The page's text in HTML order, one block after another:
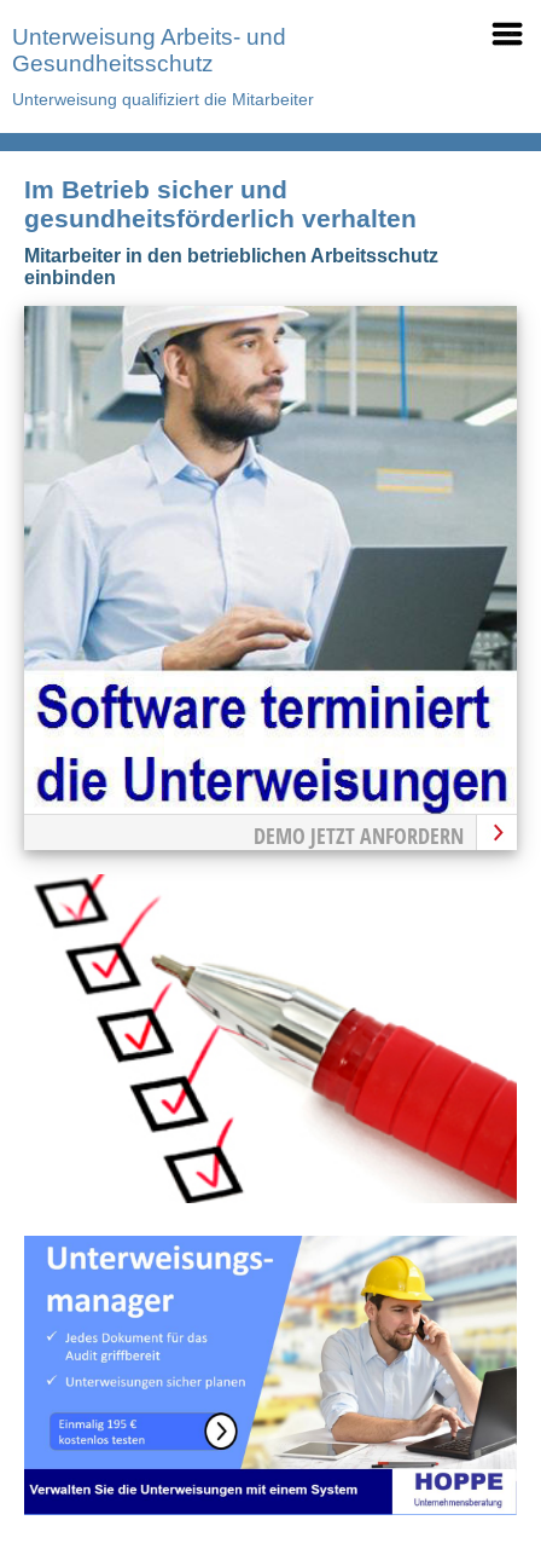
Unterweisung Arbeits- und
Gesundheitsschutz
Unterweisung qualifiziert die Mitarbeiter
Im Betrieb sicher und
gesundheitsförderlich verhalten
Mitarbeiter in den betrieblichen Arbeitsschutz
einbinden
DEMO JETZT ANFORDERN